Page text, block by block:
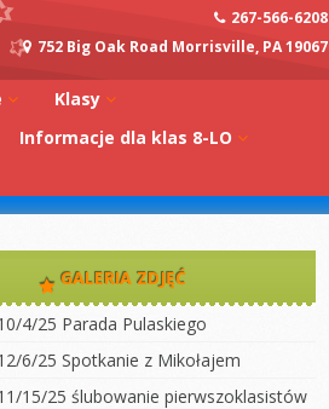
267-566-6208
752 Big Oak Road Morrisville, PA 19067
do
Klasy
Klasa 0A
Klasa 1A
Klasa 1B
Klasa 2
Klasa 3A
Klasa 3 B
Informacje dla klas 8-LO
Stypendia
Egzaminy z
dwujęzyczności
GALERIA ZDJĘĆ
4/25 Parada Pulaskiego
6/25 Spotkanie z Mikołajem
15/25 ślubowanie pierwszoklasistów